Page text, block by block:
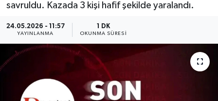
savruldu. Kazada 3 kişi hafif şekilde yaralandı.
24.05.2026 - 11:57
YAYINLANMA
1 DK
OKUNMA SÜRESI
Daday Haberleri
Devrekani Haberleri